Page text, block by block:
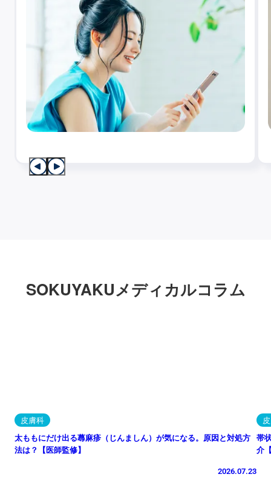
SOKUYAKUメディカルコラム
皮膚科
太ももにだけ出る蕁麻疹（じんましん）が気になる。原因と対処方
法は？【医師監修】
2026.07.23
帯
介